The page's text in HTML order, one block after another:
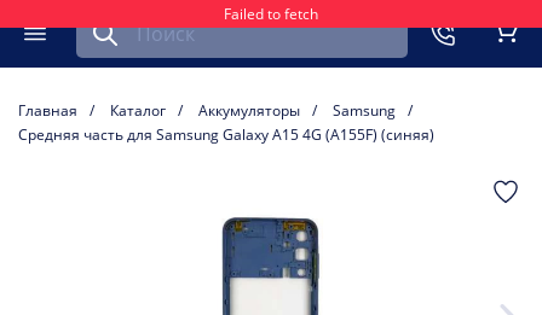
Failed to fetch
Меню
Найти запчасть для мобильного устройства
Главная Каталог Аккумуляторы
Samsung
Средняя часть для Samsung Galaxy A15 4G (A155F) (синяя)